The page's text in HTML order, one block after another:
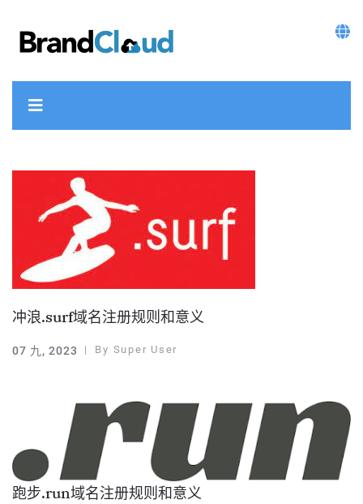
冲浪.surf域名注册规则和意义
07 九, 2023 By Super User
跑步.run域名注册规则和意义